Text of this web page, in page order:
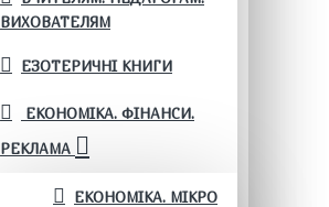
ВИХОВАТЕЛЯМ
ЕЗОТЕРИЧНІ КНИГИ
ЕКОНОМІКА. ФІНАНСИ.
РЕКЛАМА
ЕКОНОМІКА. МІКРО